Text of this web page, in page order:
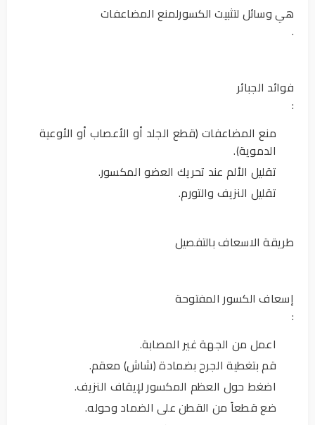
هي وسائل لتثبيت الكسورلمنع المضاعفات
.
فوائد الجبائر
:
منع المضاعفات (قطع الجلد أو الأعصاب أو الأوعية
الدموية).
تقليل الألم عند تحريك العضو المكسور.
تقليل النزيف والتورم.
طريقة الاسعاف بالتفصيل
إسعاف الكسور المفتوحة
:
اعمل من الجهة غير المصابة.
قم بتغطية الجرح بضمادة (شاش) معقم.
اضغط حول العظم المكسور لإيقاف النزيف.
ضع قطعاً من القطن على الضماد وحوله.